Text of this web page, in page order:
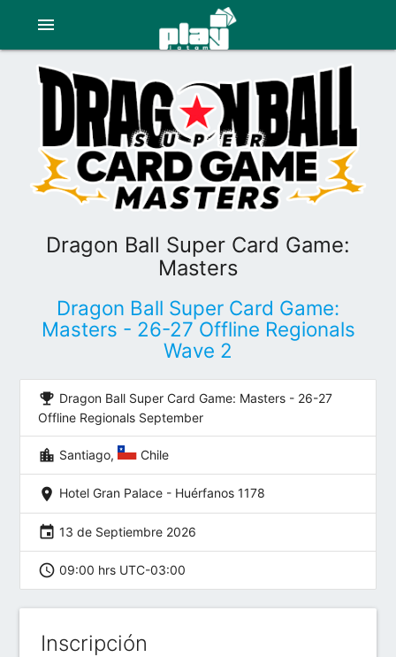
menu
Dragon Ball Super Card Game:
Masters
Dragon Ball Super Card Game:
Masters - 26-27 Offline Regionals
Wave 2
emoji_events Dragon Ball Super Card Game: Masters - 26-27
Offline Regionals September
location_city Santiago, Chile
location_on Hotel Gran Palace - Huérfanos 1178
event 13 de Septiembre 2026
schedule 09:00 hrs UTC-03:00
Inscripción